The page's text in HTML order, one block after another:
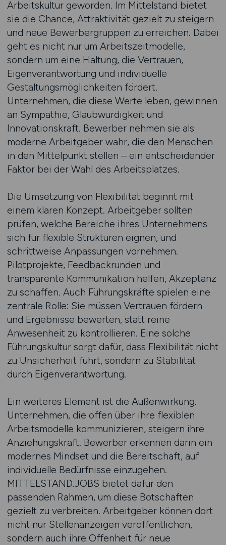
Arbeitskultur geworden. Im Mittelstand bietet
sie die Chance, Attraktivität gezielt zu steigern
und neue Bewerbergruppen zu erreichen. Dabei
geht es nicht nur um Arbeitszeitmodelle,
sondern um eine Haltung, die Vertrauen,
Eigenverantwortung und individuelle
Gestaltungsmöglichkeiten fördert.
Unternehmen, die diese Werte leben, gewinnen
an Sympathie, Glaubwürdigkeit und
Innovationskraft. Bewerber nehmen sie als
moderne Arbeitgeber wahr, die den Menschen
in den Mittelpunkt stellen – ein entscheidender
Faktor bei der Wahl des Arbeitsplatzes.
Die Umsetzung von Flexibilität beginnt mit
einem klaren Konzept. Arbeitgeber sollten
prüfen, welche Bereiche ihres Unternehmens
sich für flexible Strukturen eignen, und
schrittweise Anpassungen vornehmen.
Pilotprojekte, Feedbackrunden und
transparente Kommunikation helfen, Akzeptanz
zu schaffen. Auch Führungskräfte spielen eine
zentrale Rolle: Sie müssen Vertrauen fördern
und Ergebnisse bewerten, statt reine
Anwesenheit zu kontrollieren. Eine solche
Führungskultur sorgt dafür, dass Flexibilität nicht
zu Unsicherheit führt, sondern zu Stabilität
durch Eigenverantwortung.
Ein weiteres Element ist die Außenwirkung.
Unternehmen, die offen über ihre flexiblen
Arbeitsmodelle kommunizieren, steigern ihre
Anziehungskraft. Bewerber erkennen darin ein
modernes Mindset und die Bereitschaft, auf
individuelle Bedürfnisse einzugehen.
MITTELSTAND.JOBS bietet dafür den
passenden Rahmen, um diese Botschaften
gezielt zu verbreiten. Arbeitgeber können dort
nicht nur Stellenanzeigen veröffentlichen,
sondern auch ihre Offenheit für neue